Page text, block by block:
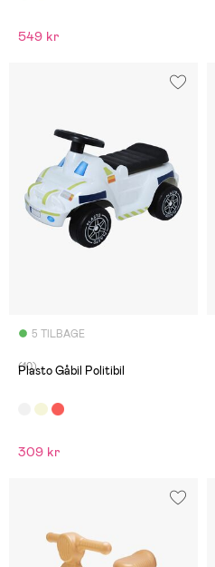
549 kr
5 TILBAGE
(10)
Plasto Gåbil Politibil
309 kr